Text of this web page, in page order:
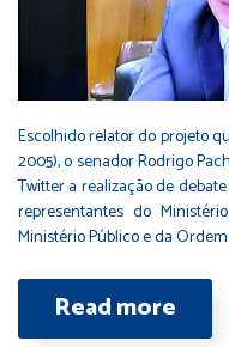
Escolhido relator do projeto
2005), o senador Rodrigo
Twitter a realização de
representantes do
Ministério Público e da
Read more